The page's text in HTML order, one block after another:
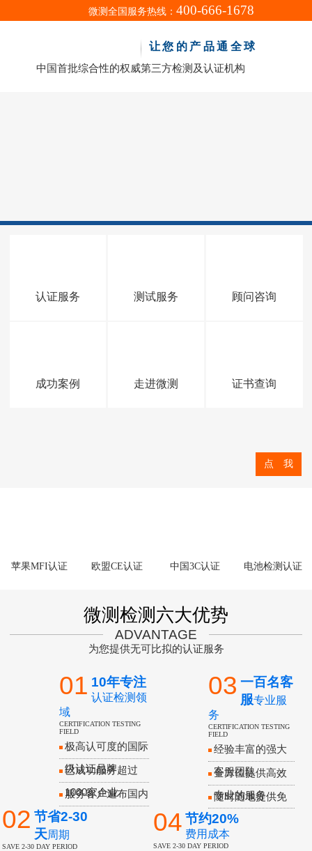
微测全国服务热线：400-666-1678
让您的产品通全球
中国首批综合性的权威第三方检测及认证机构
认证服务 测试服务 顾问咨询
成功案例 走进微测 证书查询
点 我
苹果MFI认证 欧盟CE认证 中国3C认证 电池检测认证
微测检测六大优势
ADVANTAGE
为您提供无可比拟的认证服务
01 10年专注
认证检测领
域
CERTIFICATION TESTING
FIELD
极高认可度的国际
级认证品牌
已成功服务超过
1000家企业
服务客户遍布国内
和国际各区域
02 节省2-30
天周期
SAVE 2-30 DAY PERIOD
03 一百名客
服专业服
务
CERTIFICATION TESTING
FIELD
经验丰富的强大
客服团队
全方位提供高效
专业的服务
随时随地提供免
费项目咨询
04 节约20%
费用成本
SAVE 2-30 DAY PERIOD